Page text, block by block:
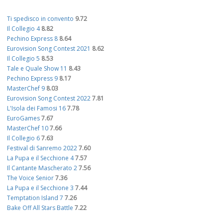
Ti spedisco in convento 9.72
Il Collegio 4 8.82
Pechino Express 8 8.64
Eurovision Song Contest 2021 8.62
Il Collegio 5 8.53
Tale e Quale Show 11 8.43
Pechino Express 9 8.17
MasterChef 9 8.03
Eurovision Song Contest 20227.81
L'Isola dei Famosi 167.78
EuroGames7.67
MasterChef 107.66
Il Collegio 67.63
Festival di Sanremo 20227.60
La Pupa e il Secchione 47.57
Il Cantante Mascherato 27.56
The Voice Senior7.36
La Pupa e il Secchione 3 7.44
Temptation Island 7 7.26
Bake Off All Stars Battle 7.22